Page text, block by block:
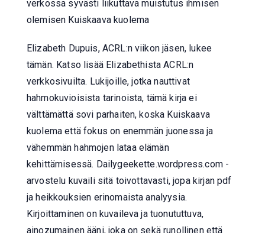
verkossa syvästi liikuttava muistutus ihmisen
olemisen Kuiskaava kuolema
Elizabeth Dupuis, ACRL:n viikon jäsen, lukee
tämän. Katso lisää Elizabethista ACRL:n
verkkosivuilta. Lukijoille, jotka nauttivat
hahmokuvioisista tarinoista, tämä kirja ei
välttämättä sovi parhaiten, koska Kuiskaava
kuolema että fokus on enemmän juonessa ja
vähemmän hahmojen lataa elämän
kehittämisessä. Dailygeekette.wordpress.com -
arvostelu kuvaili sitä toivottavasti, jopa kirjan pdf
ja heikkouksien erinomaista analyysia.
Kirjoittaminen on kuvaileva ja tuonututtuva,
ainozumainen ääni, joka on sekä runollinen että